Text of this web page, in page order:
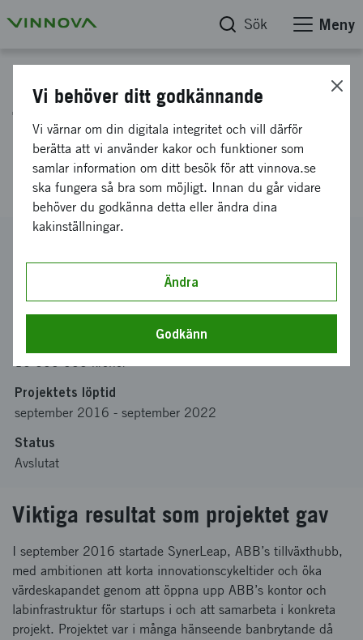
Sök Meny
Tillväxtkatalysator, öppen
innovationsmiljö för Industri
och SMF i samverkan
2016-03904
SynerLeap powered by ABB AB
16 500 000 kronor
Projektets löptid
september 2016 - september 2022
Status
Avslutat
Viktiga resultat som projektet gav
I september 2016 startade SynerLeap, ABB’s tillväxthubb,
med ambitionen att korta innovationscykeltider och öka
värdeskapandet genom att öppna upp ABB’s kontor och
labinfrastruktur för startups i och att samarbeta i konkreta
projekt. Projektet var i många hänseende banbrytande då
Vi behöver ditt godkännande
Vi värnar om din digitala integritet och vill därför
berätta att vi använder kakor och funktioner som
samlar information om ditt besök för att vinnova.se
ska fungera så bra som möjligt. Innan du går vidare
behöver du godkänna detta eller ändra dina
kakinställningar.
Ändra
Godkänn